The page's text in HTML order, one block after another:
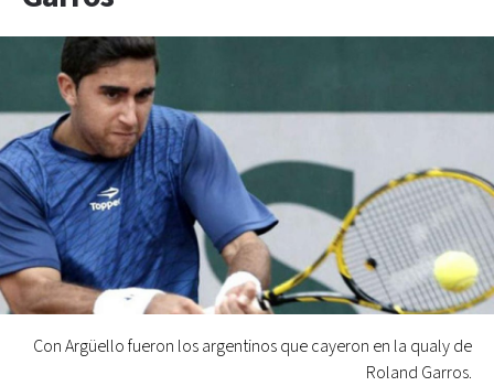
Con Argüello fueron los argentinos que cayeron en la qualy de
Roland Garros.